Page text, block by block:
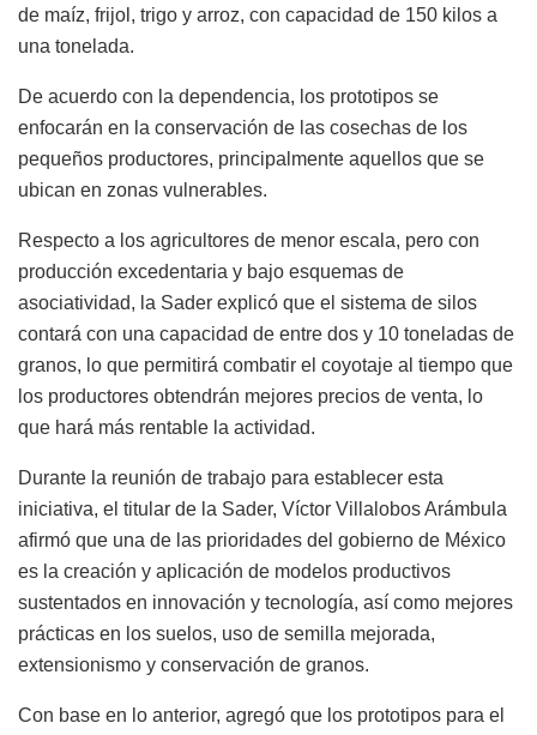
de maíz, frijol, trigo y arroz, con capacidad de 150 kilos a
una tonelada.
De acuerdo con la dependencia, los prototipos se
enfocarán en la conservación de las cosechas de los
pequeños productores, principalmente aquellos que se
ubican en zonas vulnerables.
Respecto a los agricultores de menor escala, pero con
producción excedentaria y bajo esquemas de
asociatividad, la Sader explicó que el sistema de silos
contará con una capacidad de entre dos y 10 toneladas de
granos, lo que permitirá combatir el coyotaje al tiempo que
los productores obtendrán mejores precios de venta, lo
que hará más rentable la actividad.
Durante la reunión de trabajo para establecer esta
iniciativa, el titular de la Sader, Víctor Villalobos Arámbula
afirmó que una de las prioridades del gobierno de México
es la creación y aplicación de modelos productivos
sustentados en innovación y tecnología, así como mejores
prácticas en los suelos, uso de semilla mejorada,
extensionismo y conservación de granos.
Con base en lo anterior, agregó que los prototipos para el